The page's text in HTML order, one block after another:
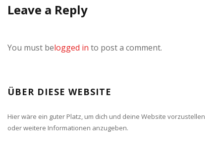
Leave a Reply
You must belogged in to post a comment.
ÜBER DIESE WEBSITE
Hier wäre ein guter Platz, um dich und deine Website vorzustellen
oder weitere Informationen anzugeben.